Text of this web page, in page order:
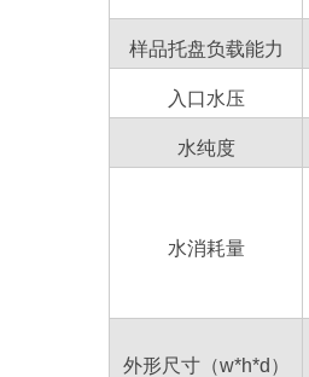
样品托盘负载能力
入口水压
水纯度
水消耗量
外形尺寸（w*h*d）